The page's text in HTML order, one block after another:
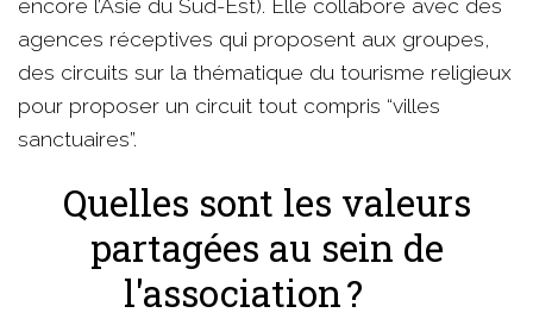
encore l’Asie du Sud-Est). Elle collabore avec des
agences réceptives qui proposent aux groupes,
des circuits sur la thématique du tourisme religieux
pour proposer un circuit tout compris “villes
sanctuaires”.
Quelles sont les valeurs
partagées au sein de
l'association ?